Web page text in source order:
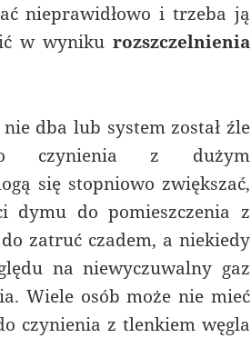
nieprawidłowo i trzeba ją
w wyniku rozszczelnienia
dba lub system został źle
czynienia z dużym
się stopniowo zwiększać,
dymu do pomieszczenia z
zatruć czadem, a niekiedy
na niewyczuwalny gaz
Wiele osób może nie mieć
czynienia z tlenkiem węgla